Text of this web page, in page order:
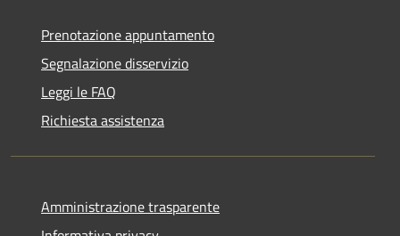
Prenotazione appuntamento
Segnalazione disservizio
Leggi le FAQ
Richiesta assistenza
Amministrazione trasparente